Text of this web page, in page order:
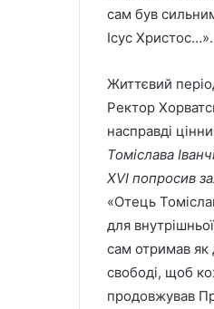
сам був
Ісус Христос…».
Життєвий
Ректор
насправді
Томіслава
XVI попросив
«Отець
для
сам отримав як
свободі, щоб
продовжував